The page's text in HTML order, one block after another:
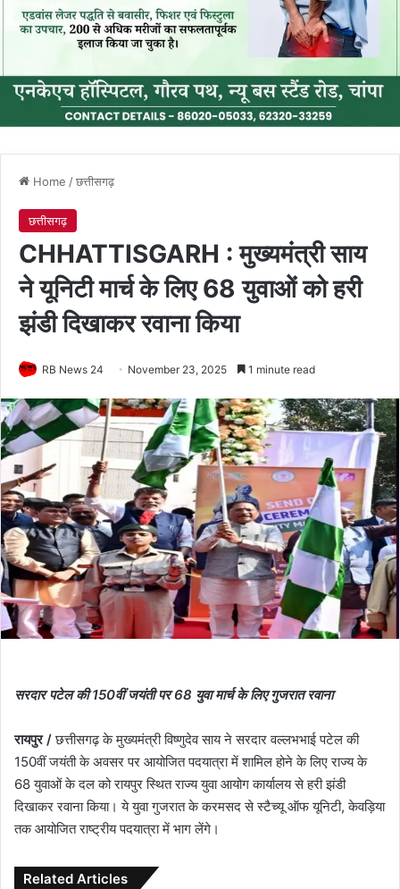
Home /छत्तीसगढ़
छत्तीसगढ़
CHHATTISGARH : मुख्यमंत्री साय
ने यूनिटी मार्च के लिए 68 युवाओं को हरी
झंडी दिखाकर रवाना किया
RB News 24 November 23, 2025 1 minute read
सरदार पटेल की 150वीं जयंती पर 68 युवा मार्च के लिए गुजरात रवाना
रायपुर /छत्तीसगढ़ के मुख्यमंत्री विष्णुदेव साय ने सरदार वल्लभभाई पटेल की
150वीं जयंती के अवसर पर आयोजित पदयात्रा में शामिल होने के लिए राज्य के
68 युवाओं के दल को रायपुर स्थित राज्य युवा आयोग कार्यालय से हरी झंडी
दिखाकर रवाना किया। ये युवा गुजरात के करमसद से स्टैच्यू ऑफ यूनिटी, केवड़िया
तक आयोजित राष्ट्रीय पदयात्रा में भाग लेंगे।
Related Articles